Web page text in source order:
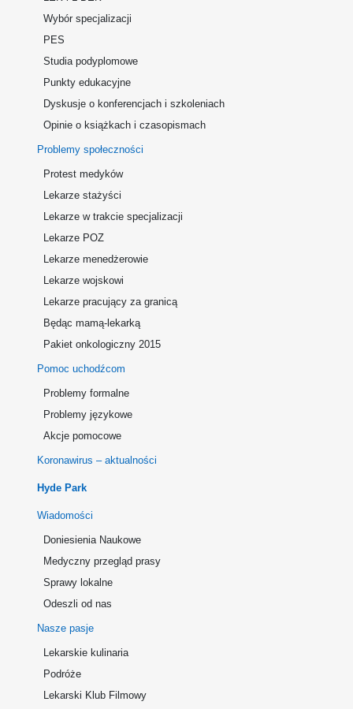
Wybór specjalizacji
PES
Studia podyplomowe
Punkty edukacyjne
Dyskusje o konferencjach i szkoleniach
Opinie o książkach i czasopismach
Problemy społeczności
Protest medyków
Lekarze stażyści
Lekarze w trakcie specjalizacji
Lekarze POZ
Lekarze menedżerowie
Lekarze wojskowi
Lekarze pracujący za granicą
Będąc mamą-lekarką
Pakiet onkologiczny 2015
Pomoc uchodźcom
Problemy formalne
Problemy językowe
Akcje pomocowe
Koronawirus – aktualności
Hyde Park
Wiadomości
Doniesienia Naukowe
Medyczny przegląd prasy
Sprawy lokalne
Odeszli od nas
Nasze pasje
Lekarskie kulinaria
Podróże
Lekarski Klub Filmowy